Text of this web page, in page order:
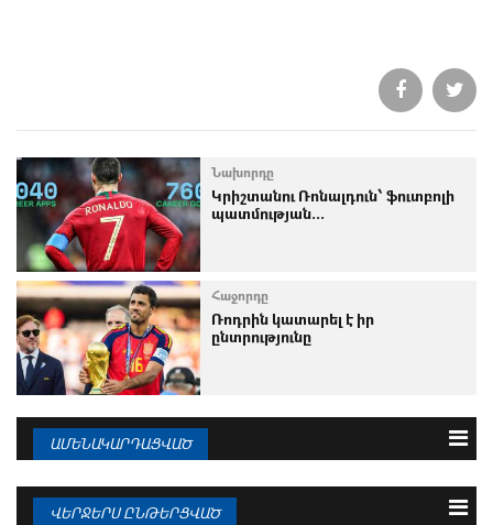
Նախորդը
Կրիշտանու Ռոնալդուն՝ ֆուտբոլի
պատմության...
Հաջորդը
Ռոդրին կատարել է իր
ընտրությունը
ԱՄԵՆԱԿԱՐԴԱՑՎԱԾ
ՎԵՐՋԵՐՍ ԸՆԹԵՐՑՎԱԾ